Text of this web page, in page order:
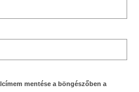
mentése a böngészőben a